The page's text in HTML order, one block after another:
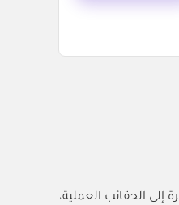
إلى الحقائب العملية،